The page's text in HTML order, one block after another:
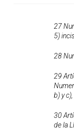
27
5)
28
29
b) y
30
de la